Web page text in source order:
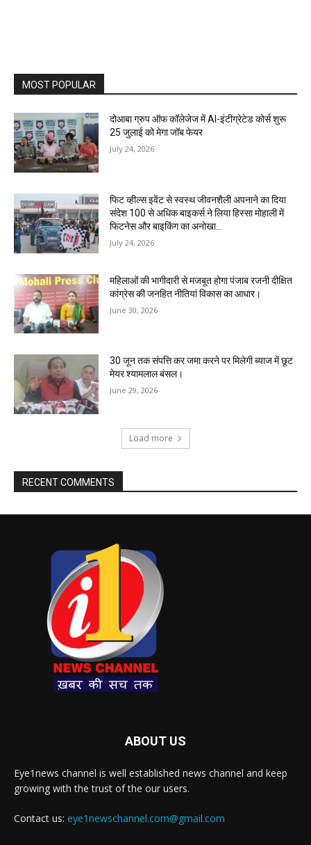
MOST POPULAR
दोआबा ग्रुप ऑफ कॉलेजेज में AI-इंटीग्रेटेड कोर्स शुरू
25 जुलाई को मेगा जॉब फेयर
July 24, 2026
फिट व्हील्स इवेंट से स्वस्थ जीवनशैली अपनाने का दिया
संदेश 100 से अधिक बाइकर्स ने लिया हिस्सा मोहाली में
फिटनेस और बाइकिंग का अनोखा...
July 24, 2026
महिलाओं की भागीदारी से मजबूत होगा पंजाब रजनी दीक्षित
कांग्रेस की जनहित नीतियां विकास का आधार।
June 30, 2026
30 जून तक संपत्ति कर जमा करने पर मिलेगी ब्याज में छूट
मेयर श्यामलाल बंसल।
June 29, 2026
Load more
RECENT COMMENTS
ABOUT US
Eye1news channel is well established news channel and keep
growing with the trust of the our users.
Contact us: eye1newschannel.com@gmail.com